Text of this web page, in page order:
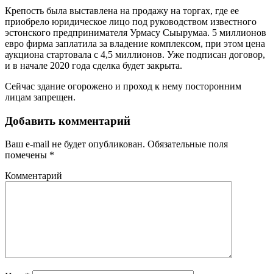
Крепость была выставлена на продажу на торгах, где ее
приобрело юридическое лицо под руководством известного
эстонского предпринимателя Урмасу Сыырумаа. 5 миллионов
евро фирма заплатила за владение комплексом, при этом цена
аукциона стартовала с 4,5 миллионов. Уже подписан договор,
и в начале 2020 года сделка будет закрыта.
Сейчас здание огорожено и проход к нему посторонним
лицам запрещен.
Добавить комментарий
Ваш e-mail не будет опубликован. Обязательные поля
помечены *
Комментарий